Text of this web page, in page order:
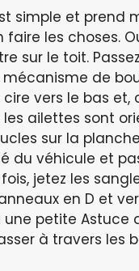
simple et prend
les choses.
sur le toit.
de
vers le bas
ailettes sont
sur la
du véhicule et
jetez les
en D et
petite Astuce
à travers les